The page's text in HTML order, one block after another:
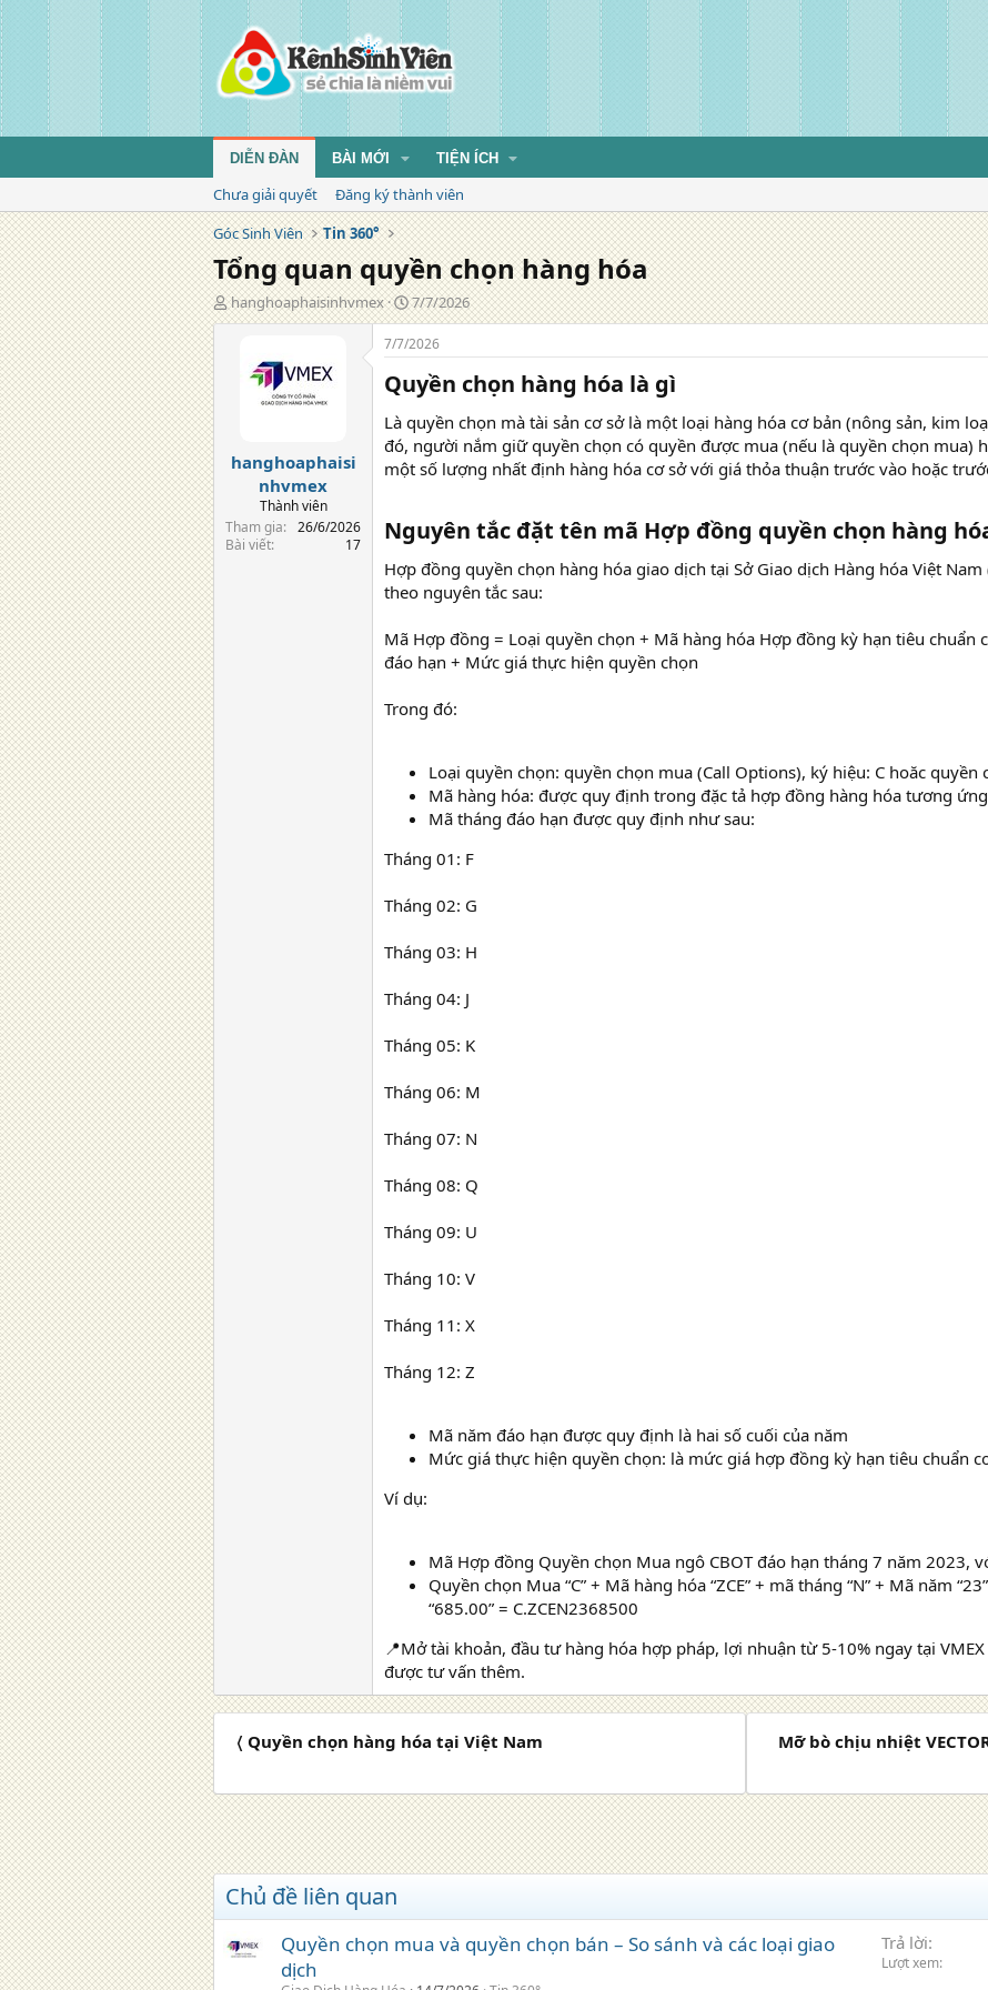
DIỄN ĐÀN BÀI MỚI TIỆN ÍCH
Chưa giải quyết
Đăng ký thành viên
Góc Sinh Viên
Tin 360°
Tổng quan quyền chọn hàng hóa
T
á
hanghoaphaisinhvmex
N
g
à
y
đ
ă
n
g
7/7/2026
hanghoaphaisi
nhvmex
Thành viên
Tham gia
26/6/2026
Bài viết
17
7/7/2026
Quyền chọn hàng hóa là gì​
Là quyền chọn mà tài sản cơ sở là một loại hàng hóa cơ bản (nông sản, kim
đó, người nắm giữ quyền chọn có quyền được mua (nếu là quyền chọn mua)
một số lượng nhất định hàng hóa cơ sở với giá thỏa thuận trước vào hoặc
Nguyên tắc đặt tên mã Hợp đồng quyền chọn hàng
Hợp đồng quyền chọn hàng hóa giao dịch tại Sở Giao dịch Hàng hóa Việt
theo nguyên tắc sau:
Mã Hợp đồng = Loại quyền chọn + Mã hàng hóa Hợp đồng kỳ hạn tiêu chuẩn
đáo hạn + Mức giá thực hiện quyền chọn
Trong đó:
Loại quyền chọn: quyền chọn mua (Call Options), ký hiệu: C hoăc quyền
Mã hàng hóa: được quy định trong đặc tả hợp đồng hàng hóa tương
Mã tháng đáo hạn được quy định như sau:
Tháng 01: F
Tháng 02: G
Tháng 03: H
Tháng 04: J
Tháng 05: K
Tháng 06: M
Tháng 07: N
Tháng 08: Q
Tháng 09: U
Tháng 10: V
Tháng 11: X
Tháng 12: Z
Mã năm đáo hạn được quy định là hai số cuối của năm
Mức giá thực hiện quyền chọn: là mức giá hợp đồng kỳ hạn tiêu chuẩn
Ví dụ:
Mã Hợp đồng Quyền chọn Mua ngô CBOT đáo hạn tháng 7 năm 2023,
Quyền chọn Mua “C” + Mã hàng hóa “ZCE” + mã tháng “N” + Mã năm
“685.00” = C.ZCEN2368500
📍Mở tài khoản, đầu tư hàng hóa hợp pháp, lợi nhuận từ 5-10% ngay tại
được tư vấn thêm.
〈 Quyền chọn hàng hóa tại Việt Nam
Mỡ bò chịu nhiệt
Chủ đề liên quan
Quyền chọn mua và quyền chọn bán – So sánh và các loại giao
dịch
Trả lời
Lượt xem